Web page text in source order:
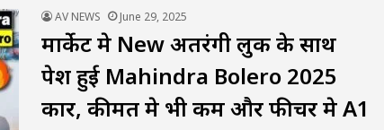
AV NEWS June 29, 2025
मार्केट मे New अतरंगी लुक के साथ
पेश हुई Mahindra Bolero 2025
कार, कीमत मे भी कम और फीचर मे A1